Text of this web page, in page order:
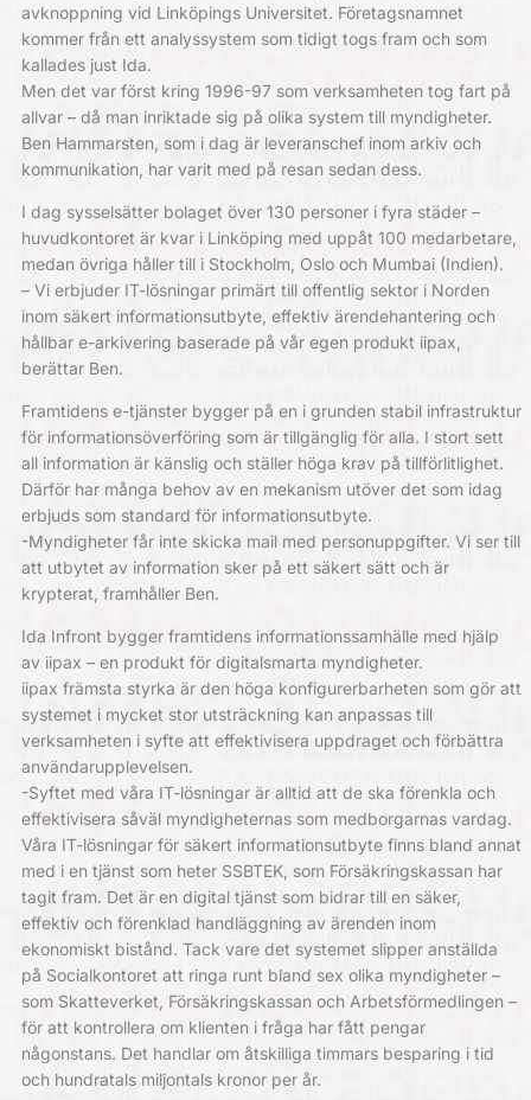
avknoppning vid Linköpings Universitet. Företagsnamnet
kommer från ett analyssystem som tidigt togs fram och som
kallades just Ida.
Men det var först kring 1996-97 som verksamheten tog fart på
allvar – då man inriktade sig på olika system till myndigheter.
Ben Hammarsten, som i dag är leveranschef inom arkiv och
kommunikation, har varit med på resan sedan dess.
I dag sysselsätter bolaget över 130 personer i fyra städer –
huvudkontoret är kvar i Linköping med uppåt 100 medarbetare,
medan övriga håller till i Stockholm, Oslo och Mumbai (Indien).
– Vi erbjuder IT-lösningar primärt till offentlig sektor i Norden
inom säkert informationsutbyte, effektiv ärendehantering och
hållbar e-arkivering baserade på vår egen produkt iipax,
berättar Ben.
Framtidens e-tjänster bygger på en i grunden stabil infrastruktur
för informationsöverföring som är tillgänglig för alla. I stort sett
all information är känslig och ställer höga krav på tillförlitlighet.
Därför har många behov av en mekanism utöver det som idag
erbjuds som standard för informationsutbyte.
-Myndigheter får inte skicka mail med personuppgifter. Vi ser till
att utbytet av information sker på ett säkert sätt och är
krypterat, framhåller Ben.
Ida Infront bygger framtidens informationssamhälle med hjälp
av iipax – en produkt för digitalsmarta myndigheter.
iipax främsta styrka är den höga konfigurerbarheten som gör att
systemet i mycket stor utsträckning kan anpassas till
verksamheten i syfte att effektivisera uppdraget och förbättra
användarupplevelsen.
-Syftet med våra IT-lösningar är alltid att de ska förenkla och
effektivisera såväl myndigheternas som medborgarnas vardag.
Våra IT-lösningar för säkert informationsutbyte finns bland annat
med i en tjänst som heter SSBTEK, som Försäkringskassan har
tagit fram. Det är en digital tjänst som bidrar till en säker,
effektiv och förenklad handläggning av ärenden inom
ekonomiskt bistånd. Tack vare det systemet slipper anställda
på Socialkontoret att ringa runt bland sex olika myndigheter –
som Skatteverket, Försäkringskassan och Arbetsförmedlingen –
för att kontrollera om klienten i fråga har fått pengar
någonstans. Det handlar om åtskilliga timmars besparing i tid
och hundratals miljontals kronor per år.